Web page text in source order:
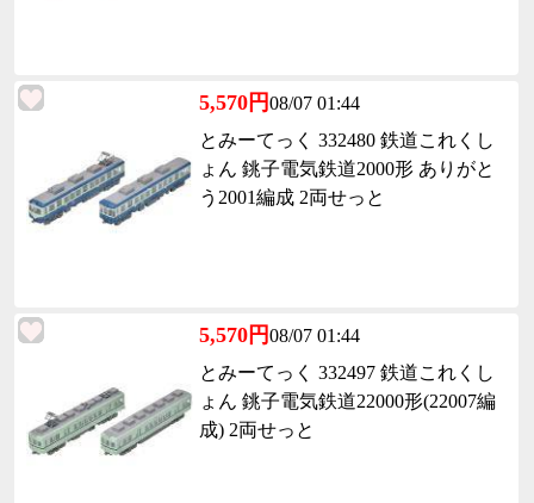
5,570円08/07 01:44
とみーてっく 332480 鉄道これくし
ょん 銚子電気鉄道2000形 ありがと
う2001編成 2両せっと
5,570円08/07 01:44
とみーてっく 332497 鉄道これくし
ょん 銚子電気鉄道22000形(22007編
成) 2両せっと